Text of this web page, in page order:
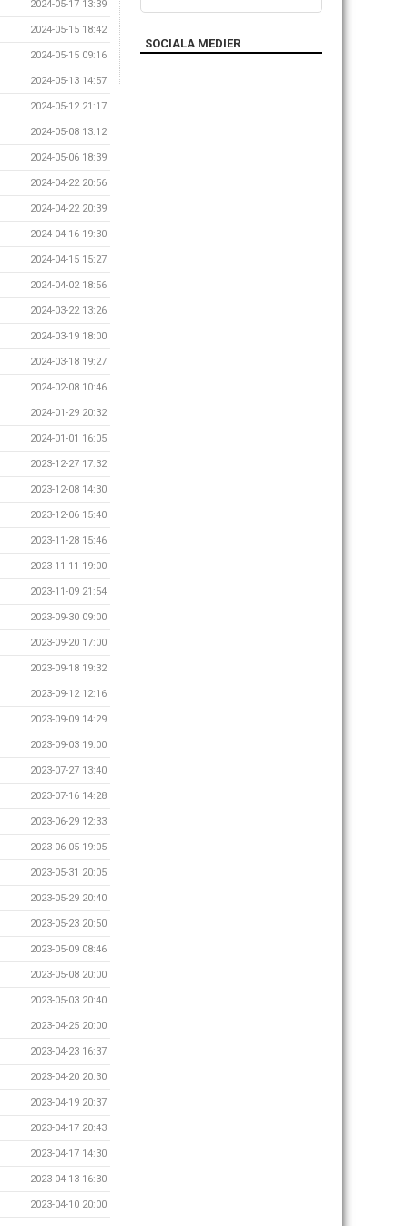
2024-05-17 13:39
2024-05-15 18:42
2024-05-15 09:16
2024-05-13 14:57
2024-05-12 21:17
2024-05-08 13:12
2024-05-06 18:39
2024-04-22 20:56
2024-04-22 20:39
2024-04-16 19:30
2024-04-15 15:27
2024-04-02 18:56
2024-03-22 13:26
2024-03-19 18:00
2024-03-18 19:27
2024-02-08 10:46
2024-01-29 20:32
2024-01-01 16:05
2023-12-27 17:32
2023-12-08 14:30
2023-12-06 15:40
2023-11-28 15:46
2023-11-11 19:00
2023-11-09 21:54
2023-09-30 09:00
2023-09-20 17:00
2023-09-18 19:32
2023-09-12 12:16
2023-09-09 14:29
2023-09-03 19:00
2023-07-27 13:40
2023-07-16 14:28
2023-06-29 12:33
2023-06-05 19:05
2023-05-31 20:05
2023-05-29 20:40
2023-05-23 20:50
2023-05-09 08:46
2023-05-08 20:00
2023-05-03 20:40
2023-04-25 20:00
2023-04-23 16:37
2023-04-20 20:30
2023-04-19 20:37
2023-04-17 20:43
2023-04-17 14:30
2023-04-13 16:30
2023-04-10 20:00
SOCIALA MEDIER